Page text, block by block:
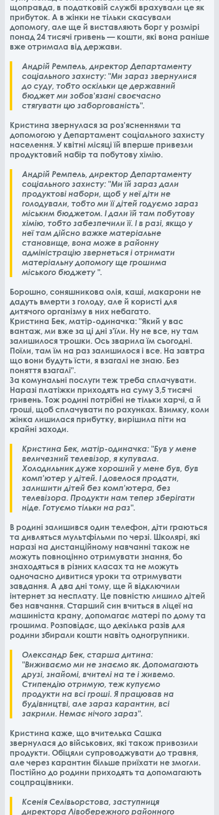
щоправда, в податковій службі врахували це як
прибуток. А в жінки не тільки скасували
допомогу, але ще й виставляють борг у розмірі
понад 24 тисячі гривень — кошти, які вона раніше
вже отримала від держави.
Андрій Ремпель, директор Департаменту
соціального захисту: "Ми зараз звернулися
до суду, тобто оскільки це державний
бюджет ми зобов'язані своєчасно
стягувати цю заборгованість".
Кристина звернулася за роз'ясненнями та
допомогою у Департамент соціального захисту
населення. У квітні місяці їй вперше привезли
продуктовий набір та побутову хімію.
Андрій Ремпель, директор Департаменту
соціального захисту: "Ми їй зараз дали
продуктові набори, щоб у неї діти не
голодували, тобто ми її дітей годуємо зараз
міським бюджетом. І дали їй там побутову
хімію, тобто забезпечили її. І в разі, якщо у
неї там дійсно важке матеріальне
становище, вона може в районну
адміністрацію звернеться і отримати
матеріальну допомогу ще грошима
міського бюджету ".
Борошно, соняшникова олія, каші, макарони не
дадуть вмерти з голоду, але й користі для
дитячого організму в них небагато.
Кристина Бек, матір-одиначка: "Який у вас
вантаж, ми вже за ці дні з'їли. Ну не все, ну там
залишилося трошки. Ось зварила їм сьогодні.
Поїли, там їм на раз залишилося і все. На завтра
що вони будуть їсти, я взагалі не знаю. Без
поняття взагалі".
За комунальні послуги теж треба сплачувати.
Наразі платіжки приходять на суму 3,5 тисячі
гривень. Тож родині потрібні не тільки харчі, а й
гроші, щоб сплачувати по рахунках. Взимку, коли
жінка лишилася прибутку, вирішила піти на
крайні заходи.
Кристина Бек, матір-одиначка: "Був у мене
величезний телевізор, я купувала.
Холодильник дуже хороший у мене був, був
комп'ютер у дітей. І довелося продати,
залишити дітей без комп'ютера, без
телевізора. Продукти нам тепер зберігати
ніде. Готуємо тільки на раз".
В родині залишився один телефон, діти граються
та дивляться мультфільми по черзі. Школярі, які
наразі на дистанційному навчанні також не
можуть повноцінно отримувати знання, бо
знаходяться в різних класах та не можуть
одночасно дивитися уроки та отримувати
завдання. А два дні тому, ще й відключили
інтернет за несплату. Це повністю лишило дітей
без навчання. Старший син вчиться в ліцеї на
машиніста крану, допомагає матері по дому та
грошима. Розповідає, що декілька разів для
родини збирали кошти навіть одногрупники.
Олександр Бек, старша дитина:
"Виживаємо ми не знаємо як. Допомагають
друзі, знайомі, вчителі на те і живемо.
Стипендію отримую, теж купуємо
продукти на всі гроші. Я працював на
будівництві, але зараз карантин, всі
закрили. Немає нічого зараз".
Кристина каже, що вчителька Сашка
звернулася до військових, які також привозили
продукти. Обіцяли супроводжувати до травня,
але через карантин більше приїхати не змогли.
Постійно до родини приходять та допомагають
соцпрацівники.
Ксенія Селівьорстова, заступниця
директора Лівобережного районного